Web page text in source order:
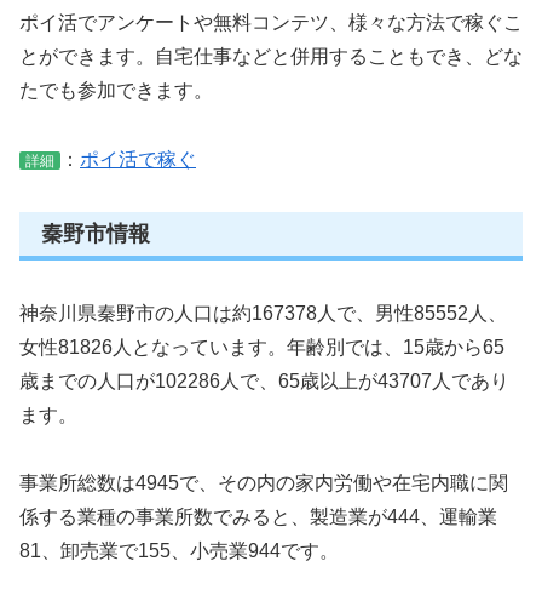
ポイ活でアンケートや無料コンテツ、様々な方法で稼ぐこ
とができます。自宅仕事などと併用することもでき、どな
たでも参加できます。
詳細 ： ポイ活で稼ぐ
秦野市情報
神奈川県秦野市の人口は約167378人で、男性85552人、
女性81826人となっています。年齢別では、15歳から65
歳までの人口が102286人で、65歳以上が43707人であり
ます。
事業所総数は4945で、その内の家内労働や在宅内職に関
係する業種の事業所数でみると、製造業が444、運輸業
81、卸売業で155、小売業944です。